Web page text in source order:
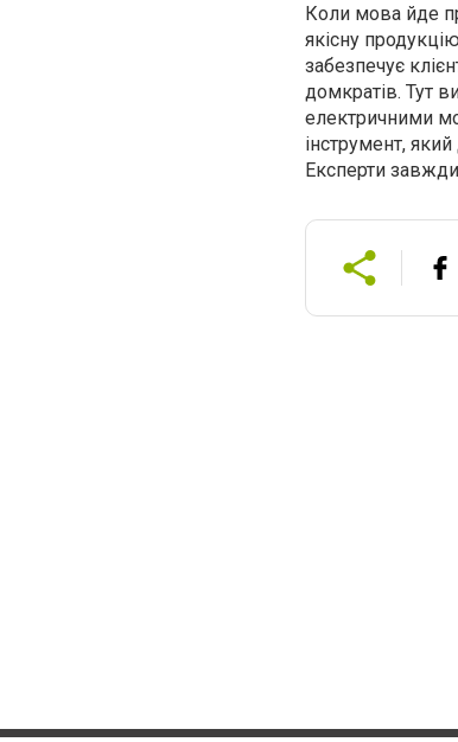
Коли мова йде
якісну
забезпечує
домкратів. Тут
електричними
інструмент,
Експерти